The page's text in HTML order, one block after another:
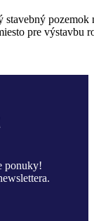
stavebný pozemok
pre výstavbu
ponuky!